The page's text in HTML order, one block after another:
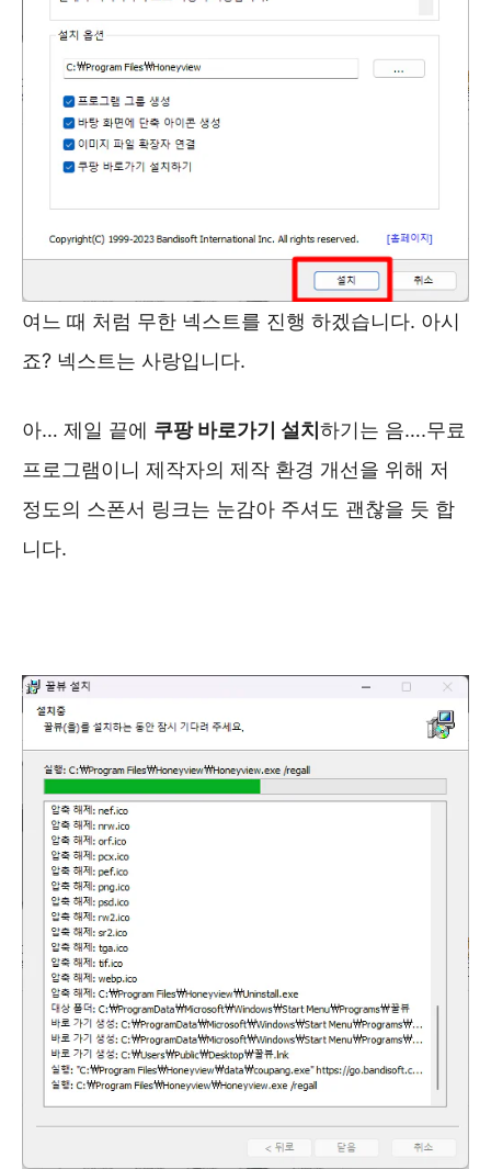
여느 때 처럼 무한 넥스트를 진행 하겠습니다. 아시
죠? 넥스트는 사랑입니다.
아… 제일 끝에 쿠팡 바로가기 설치 하기는 음….무료
프로그램이니 제작자의 제작 환경 개선을 위해 저
정도의 스폰서 링크는 눈감아 주셔도 괜찮을 듯 합
니다.